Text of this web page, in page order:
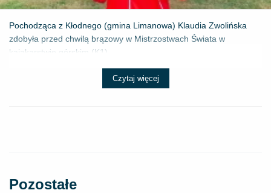
Pochodząca z Kłodnego (gmina Limanowa) Klaudia Zwolińska
zdobyła przed chwilą brązowy w Mistrzostwach Świata w
kajakarstwie górskim (K1) ...
Czytaj więcej
Pozostałe